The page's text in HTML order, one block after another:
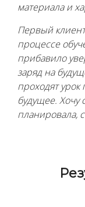
материала и
Первый
процессе
прибавило
заряд на
проходят
будущее. Хочу
планировала,